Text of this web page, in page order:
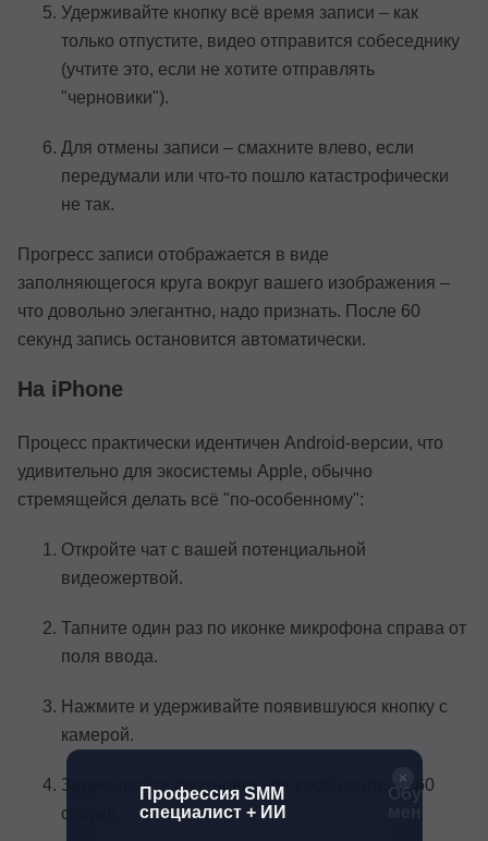
Удерживайте кнопку всё время записи – как
только отпустите, видео отправится собеседнику
(учтите это, если не хотите отправлять
"черновики").
Для отмены записи – смахните влево, если
передумали или что-то пошло катастрофически
не так.
Прогресс записи отображается в виде
заполняющегося круга вокруг вашего изображения –
что довольно элегантно, надо признать. После 60
секунд запись остановится автоматически.
На iPhone
Процесс практически идентичен Android-версии, что
удивительно для экосистемы Apple, обычно
стремящейся делать всё "по-особенному":
Откройте чат с вашей потенциальной
видеожертвой.
Тапните один раз по иконке микрофона справа от
поля ввода.
Нажмите и удерживайте появившуюся кнопку с
камерой.
Записывайте вдохновенное сообщение до 60
секунд.
Профессия SMM
специалист + ИИ
Обучение